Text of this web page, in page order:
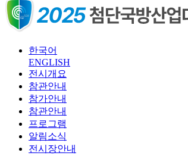
한국어
ENGLISH
전시개요
참관안내
참가안내
참관안내
프로그램
알림소식
전시장안내